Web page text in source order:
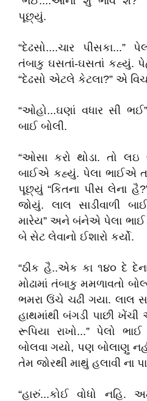
પૂછ્યું.
“દેઢસો....ચાર પીસકા...”
તંબાકુ ઘસતાં-ઘસતાં કહ્યું.
“દેઢસો એટલે કેટલા?” એ
“ઓહો...ઘણાં વધાર સી
બાઈ બોલી.
“ઓસા કરો થોડા. તો લઇ
બાઈએ કહ્યું. પેલા ભાઈએ
પૂછ્યું “કિતના પીસ લેના
જોયું. લાલ સાડીવાળી
મારેય” અને બંનેએ પેલા
બે સેટ લેવાનો ઈશારો કર્યો.
“ઠીક હૈ..એક કા ૧૪૦ દે
મોઢામાં તંબાકુ મમળાવતો
ભમરા ઉંચે ચઢી ગયા. લાલ
હાથમાંથી બંગડી પાછી
રૂપિયા રાખો...” પેલો
બોલવા ગયો, પણ બોલાણુ
તેમ જોરથી માથું હલાવી ના
“હારું...કોઈ વોધો નહિ.